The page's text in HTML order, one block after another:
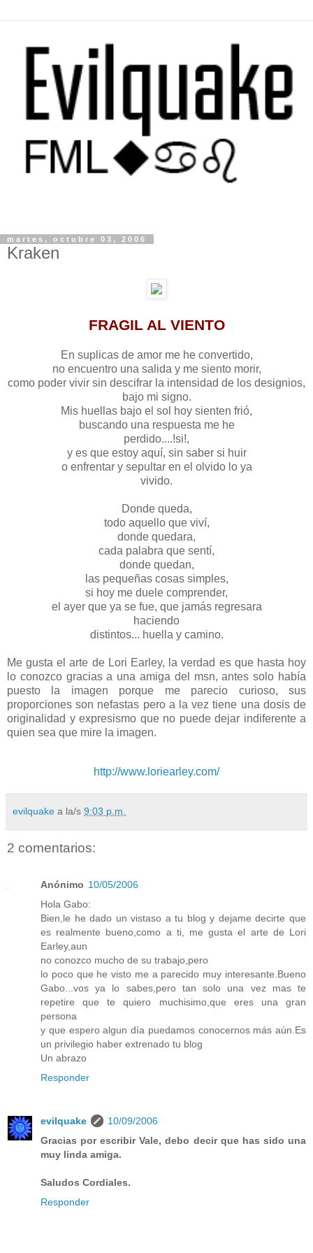
martes, octubre 03, 2006
Kraken
FRAGIL AL VIENTO
En suplicas de amor me he convertido,
no encuentro una salida y me siento morir,
como poder vivir sin descifrar la intensidad de los designios,
bajo mi signo.
Mis huellas bajo el sol hoy sienten frió,
buscando una respuesta me he
perdido....!si!,
y es que estoy aquí, sin saber si huir
o enfrentar y sepultar en el olvido lo ya
vivido.
Donde queda,
todo aquello que viví,
donde quedara,
cada palabra que sentí,
donde quedan,
las pequeñas cosas simples,
si hoy me duele comprender,
el ayer que ya se fue, que jamás regresara
haciendo
distintos... huella y camino.
Me gusta el arte de Lori Earley, la verdad es que hasta hoy
lo conozco gracias a una amiga del msn, antes solo había
puesto la imagen porque me parecio curioso, sus
proporciones son nefastas pero a la vez tiene una dosis de
originalidad y expresismo que no puede dejar indiferente a
quien sea que mire la imagen.
http://www.loriearley.com/
evilquake a la/s 9:03 p.m.
2 comentarios:
Anónimo 10/05/2006
Hola Gabo:
Bien,le he dado un vistaso a tu blog y dejame decirte que
es realmente bueno,como a ti, me gusta el arte de Lori
Earley,aun
no conozco mucho de su trabajo,pero
lo poco que he visto me a parecido muy interesante.Bueno
Gabo...vos ya lo sabes,pero tan solo una vez mas te
repetire que te quiero muchisimo,que eres una gran
persona
y que espero algun día puedamos conocernos más aún.Es
un privilegio haber extrenado tu blog
Un abrazo
Responder
evilquake
10/09/2006
Gracias por escribir Vale, debo decir que has sido una
muy linda amiga.
Saludos Cordiales.
Responder